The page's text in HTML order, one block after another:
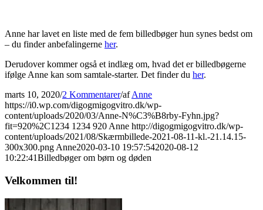
Anne har lavet en liste med de fem billedbøger hun synes bedst om
– du finder anbefalingerne her.
Derudover kommer også et indlæg om, hvad det er billedbøgerne
ifølge Anne kan som samtale-starter. Det finder du her.
marts 10, 2020/2 Kommentarer/afAnne
https://i0.wp.com/digogmigogvitro.dk/wp-
content/uploads/2020/03/Anne-N%C3%B8rby-Fyhn.jpg?
fit=920%2C1234 1234 920 Anne http://digogmigogvitro.dk/wp-
content/uploads/2021/08/Skærmbillede-2021-08-11-kl.-21.14.15-
300x300.png Anne2020-03-10 19:57:542020-08-12
10:22:41Billedbøger om børn og døden
Velkommen til!